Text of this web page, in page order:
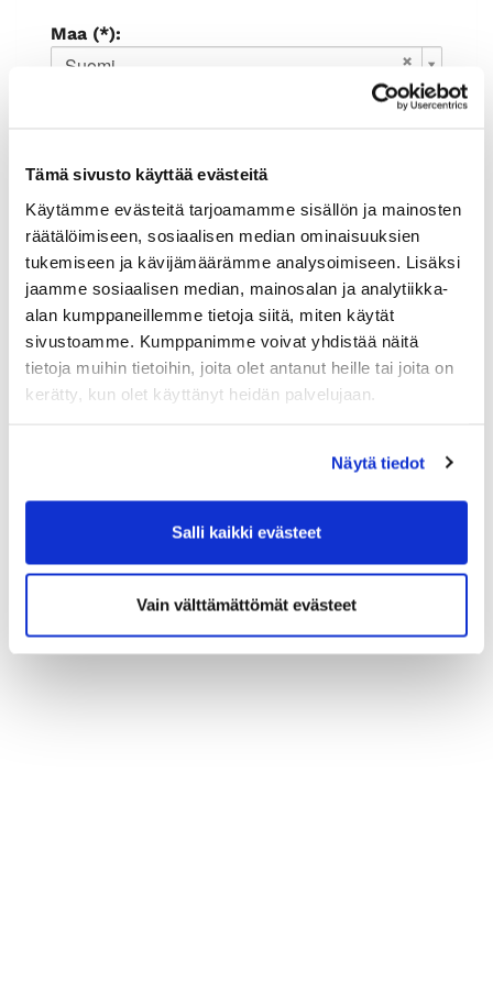
Tämä sivusto käyttää evästeitä
Käytämme evästeitä tarjoamamme sisällön ja mainosten
räätälöimiseen, sosiaalisen median ominaisuuksien
tukemiseen ja kävijämäärämme analysoimiseen. Lisäksi
jaamme sosiaalisen median, mainosalan ja analytiikka-
alan kumppaneillemme tietoja siitä, miten käytät
sivustoamme. Kumppanimme voivat yhdistää näitä
tietoja muihin tietoihin, joita olet antanut heille tai joita on
kerätty, kun olet käyttänyt heidän palvelujaan.
Näytä tiedot
Salli kaikki evästeet
Vain välttämättömät evästeet
Maa (*):
Suomi
Rekisteröidy
uutiskirjeen
Olen lukenut tietosuojaselosteen ja
hyväksyn henkilötietojeni käsittelyn (*)
(*) Tieto on pakollinen